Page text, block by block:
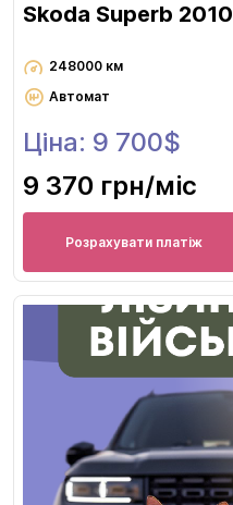
Skoda Superb 2010
248000 км
Автомат
Ціна: 9 700$
9 370 грн/міс
Розрахувати платіж